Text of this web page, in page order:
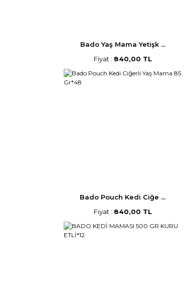
Bado Yaş Mama Yetişk ...
Fiyat : 840,00 TL
Bado Pouch Kedi Ciğe ...
Fiyat : 840,00 TL